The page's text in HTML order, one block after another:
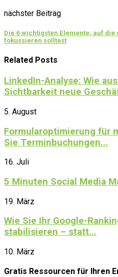
nächster Beitrag
Die 6 wichtigsten Elemente, auf die
fokussieren solltest
Related Posts
LinkedIn-Analyse: Wie
Sichtbarkeit neue
5. August
Formularoptimierung für
Sie Terminbuchungen...
16. Juli
5 Minuten Social Media
19. März
Wie Sie Ihr Google-
stabilisieren – statt...
10. März
Gratis Ressourcen für Ihren